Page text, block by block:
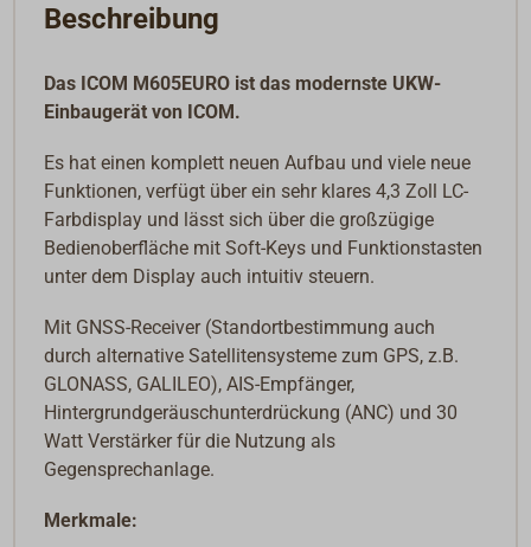
Beschreibung
Das ICOM M605EURO ist das modernste UKW-
Einbaugerät von ICOM.
Es hat einen komplett neuen Aufbau und viele neue
Funktionen, verfügt über ein sehr klares 4,3 Zoll LC-
Farbdisplay und lässt sich über die großzügige
Bedienoberfläche mit Soft-Keys und Funktionstasten
unter dem Display auch intuitiv steuern.
Mit GNSS-Receiver (Standortbestimmung auch
durch alternative Satellitensysteme zum GPS, z.B.
GLONASS, GALILEO), AIS-Empfänger,
Hintergrundgeräuschunterdrückung (ANC) und 30
Watt Verstärker für die Nutzung als
Gegensprechanlage.
Merkmale: